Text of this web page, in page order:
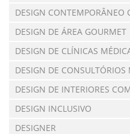
DESIGN CONTEMPORÂNEO
DESIGN DE ÁREA GOURMET
DESIGN DE CLÍNICAS
DESIGN DE CONSULTÓRIOS
DESIGN DE INTERIORES
DESIGN INCLUSIVO
DESIGNER